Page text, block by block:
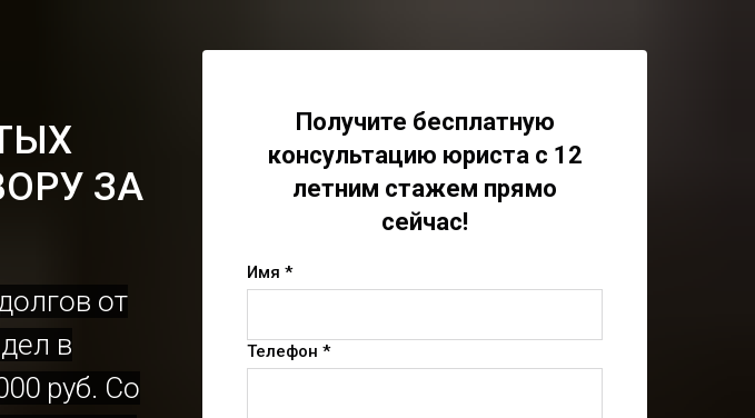
ЗА
от
в
руб. Со
Получите бесплатную
консультацию юриста с 12
летним стажем прямо
сейчас!
Имя *
Телефон *